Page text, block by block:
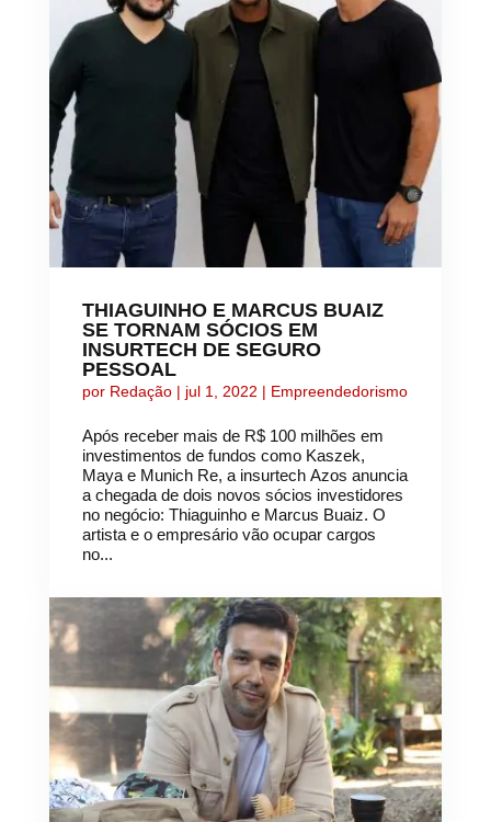
THIAGUINHO E MARCUS BUAIZ
SE TORNAM SÓCIOS EM
INSURTECH DE SEGURO
PESSOAL
por Redação| jul 1, 2022 | Empreendedorismo
Após receber mais de R$ 100 milhões em
investimentos de fundos como Kaszek,
Maya e Munich Re, a insurtech Azos anuncia
a chegada de dois novos sócios investidores
no negócio: Thiaguinho e Marcus Buaiz. O
artista e o empresário vão ocupar cargos
no...